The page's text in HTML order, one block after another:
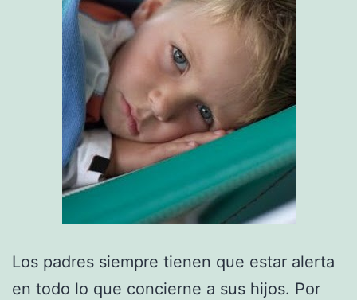
Los padres siempre tienen que estar alerta
en todo lo que concierne a sus hijos. Por